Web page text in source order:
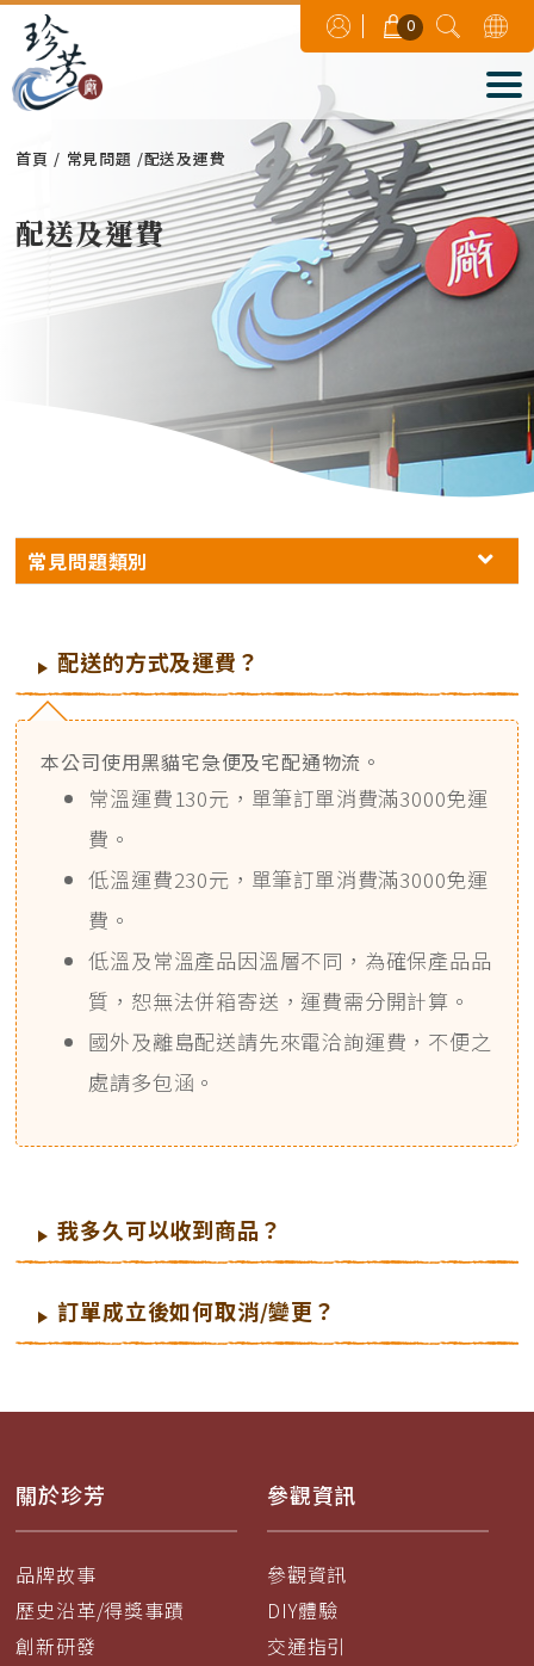
0
首頁 常見問題 配送及運費
配送及運費
常見問題類別
配送的方式及運費？
本公司使用黑貓宅急便及宅配通物流。
常溫運費130元，單筆訂單消費滿3000免運
費。
低溫運費230元，單筆訂單消費滿3000免運
費。
低溫及常溫產品因溫層不同，為確保產品品
質，恕無法併箱寄送，運費需分開計算。
國外及離島配送請先來電洽詢運費，不便之
處請多包涵。
我多久可以收到商品？
訂單成立後如何取消/變更？
關於珍芳
品牌故事
歷史沿革/得獎事蹟
創新研發
參觀資訊
參觀資訊
DIY體驗
交通指引